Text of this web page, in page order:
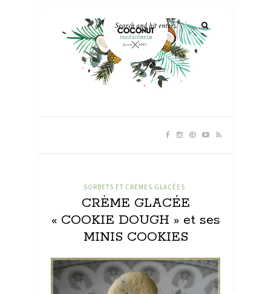
SORBETS ET CRÈMES GLACÉES
CRÈME GLACÉE
« COOKIE DOUGH » et ses
MINIS COOKIES